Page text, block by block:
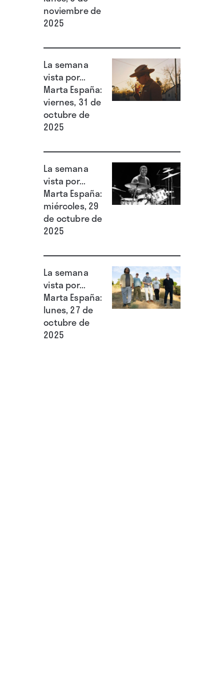
noviembre de
2025
La semana
vista por...
Marta España:
viernes, 31 de
octubre de
2025
La semana
vista por...
Marta España:
miércoles, 29
de octubre de
2025
La semana
vista por...
Marta España:
lunes, 27 de
octubre de
2025